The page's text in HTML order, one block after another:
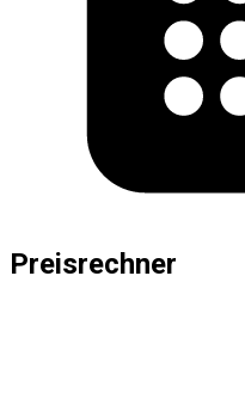
Preisrechner